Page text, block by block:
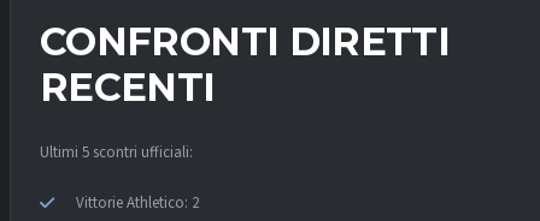
CONFRONTI DIRETTI
RECENTI
Ultimi 5 scontri ufficiali:
Vittorie Athletico: 2